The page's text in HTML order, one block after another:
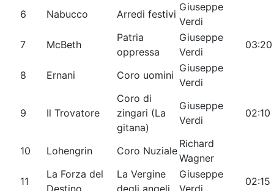
6 Nabucco Arredi festivi
Giuseppe
Verdi
7
McBeth
Patria
oppressa
Giuseppe
Verdi
03:20
8 Ernani Coro uomini
Giuseppe
Verdi
9 Il Trovatore
Coro di
zingari (La
gitana)
Giuseppe
Verdi
02:10
10 Lohengrin Coro Nuziale
Richard
Wagner
11
La Forza del
Destino
La Vergine
degli angeli
Giuseppe
Verdi
02:15